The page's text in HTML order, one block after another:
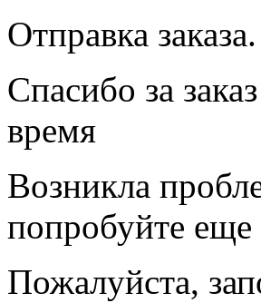
Отправка
Спасибо за
время
Возникла
попробуйте еще
Пожалуйста,